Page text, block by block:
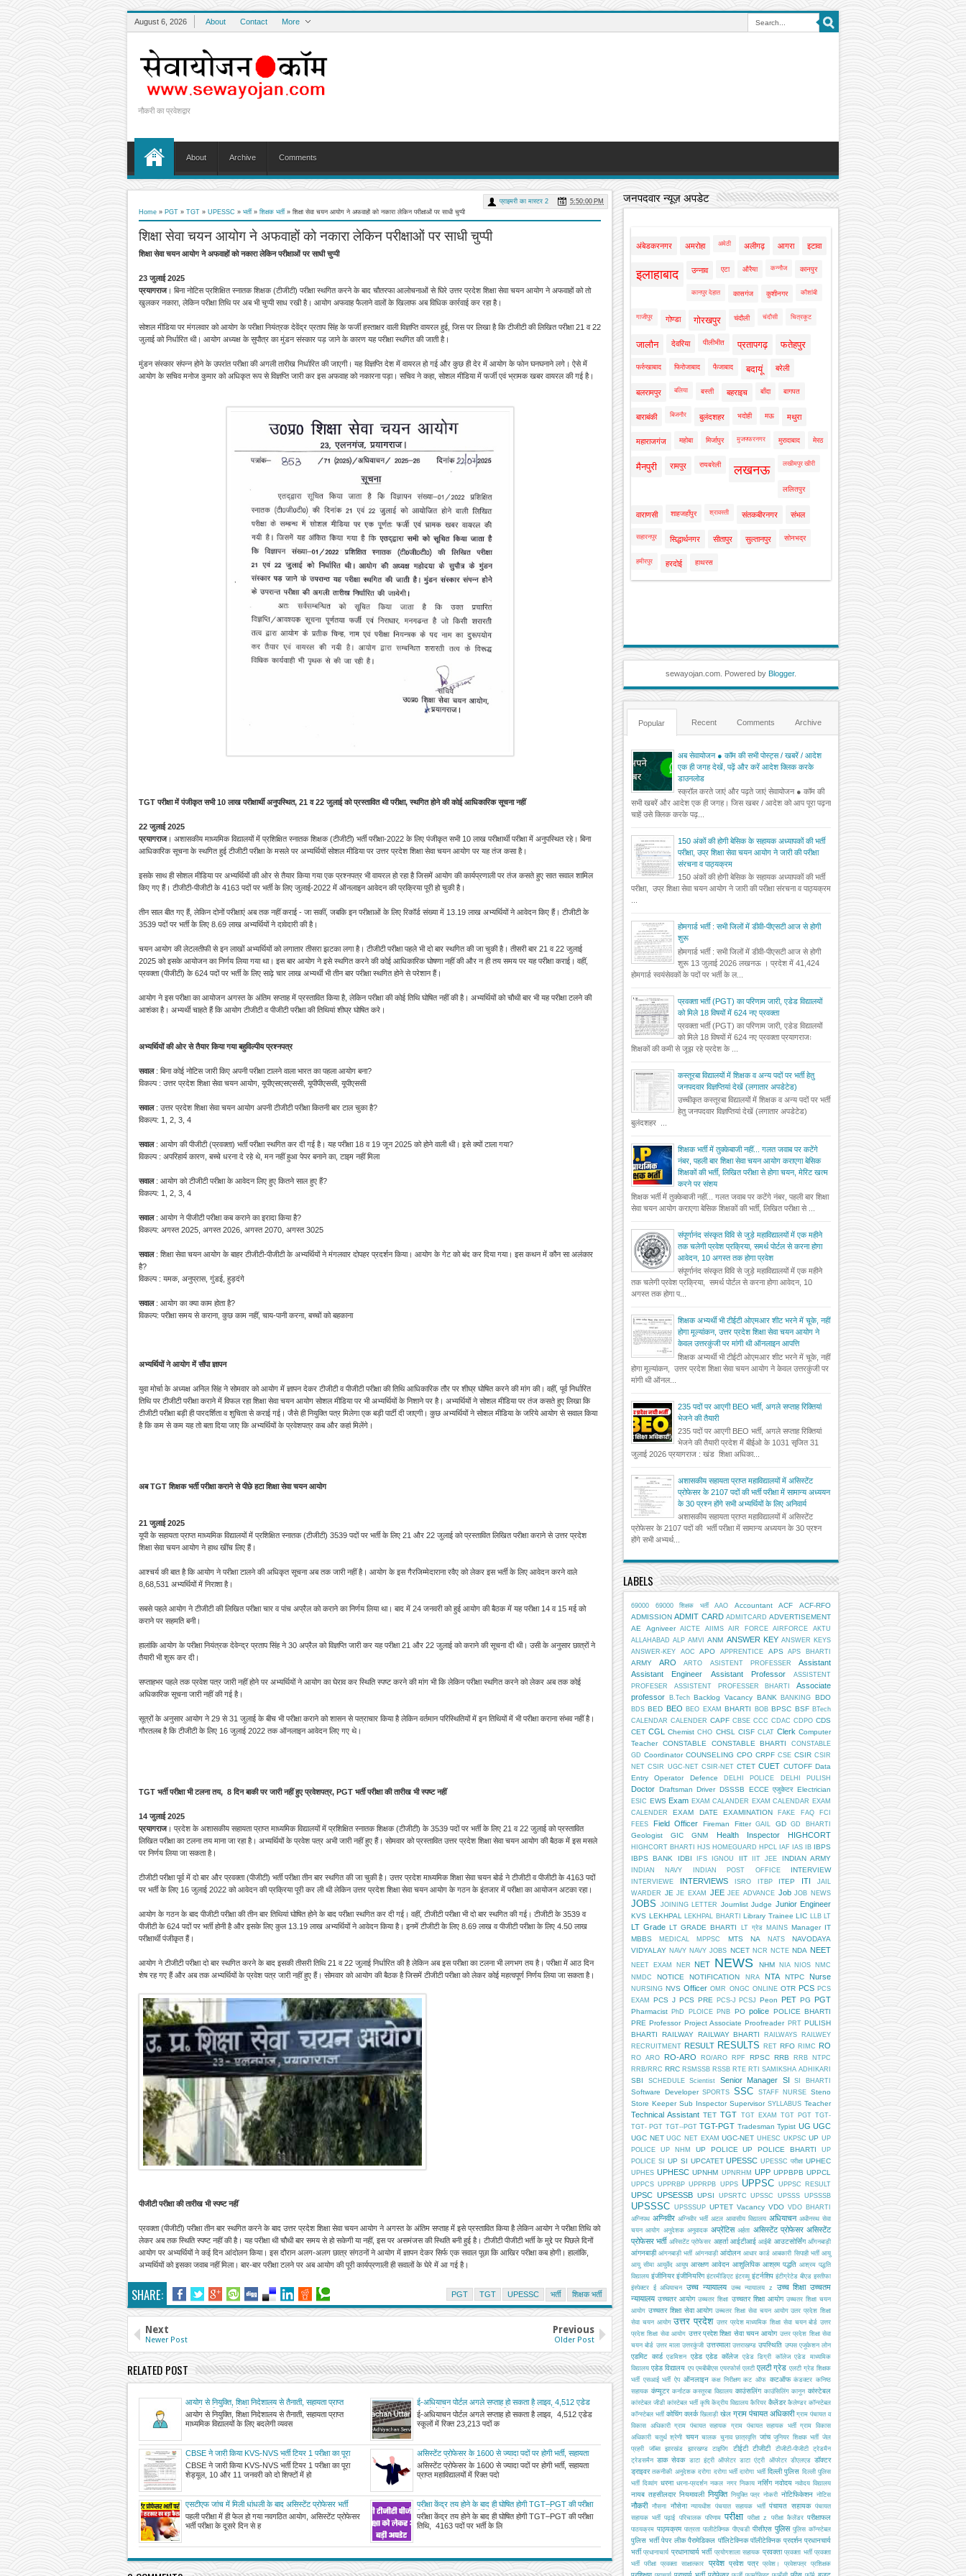
August 6, 2026 About Contact More
नौकरी का प्रवेशद्वार
About Archive Comments
Home » PGT » TGT » UPESSC » भर्ती » शिक्षक भर्ती » शिक्षा सेवा चयन आयोग ने अफवाहों को नकारा लेकिन परीक्षाओं पर साधी चुप्पी
शिक्षा सेवा चयन आयोग ने अफवाहों को नकारा लेकिन परीक्षाओं पर साधी चुप्पी
प्राइमरी का मास्टर 2 5:50:00 PM
PGT TGT UPESSC भर्ती शिक्षक भर्ती
शिक्षा सेवा चयन आयोग ने अफवाहों को नकारा लेकिन परीक्षाओं पर साधी चुप्पी
23 जुलाई 2025
प्रयागराज। बिना नोटिस प्रशिक्षित स्नातक शिक्षक (टीजीटी) परीक्षा स्थगित करने के बाद चौतरफा आलोचनाओं से घिरे उत्तर प्रदेश शिक्षा सेवा चयन आयोग ने अफवाहों को तो
खुलकर नकारा, लेकिन परीक्षा तिथि पर अब भी चुप्पी साध रखी है। आयोग अफवाह फैलाने वालों के खिलाफ अब विधिक कार्रवाई कर रहा है।
सोशल मीडिया पर मंगलवार को आयोग के परीक्षा नियंत्रक देवेंद्र प्रताप सिंह के फर्जी हस्ताक्षर वाली विज्ञप्ति वायरल हुई, जिस पर लिखा है कि टीजीटी की लिखित परीक्षा 21 व 22
जुलाई को निर्धारित थी। आयोग अध्यक्ष के सुपौत्र का मुंडन संस्कार पड़ जाने के कारण यह परीक्षा स्थगित की जाती है।
मुंडन संस्कार संपन्न होने के उपरांत परीक्षा की अगली तारीख निर्धारित की जाएगी। यह विज्ञप्ति देश में वायरल हो गई और कुछ ही देर में आयोग के फोन घनघनाने लगे। ऐसे में
आयोग के सचिव मनोज कुमार को अधिकृत रूप से विज्ञप्ति जारी कर इस अफवाह को नकारना पड़ा। सचिव ने कहा, सोशल मीडिया में फर्जी एवं भ्रामक खबर वायरल की गई है।
TGT परीक्षा में पंजीकृत सभी 10 लाख परीक्षार्थी अनुपस्थित, 21 व 22 जुलाई को प्रस्तावित थी परीक्षा, स्थगित होने की कोई आधिकारिक सूचना नहीं
22 जुलाई 2025
प्रयागराज। अशासकीय माध्यमिक विद्यालयों में प्रशिक्षित स्नातक शिक्षक (टीजीटी) भर्ती परीक्षा-2022 के लिए पंजीकृत सभी 10 लाख परीक्षार्थी परीक्षा में अनुपस्थित रहे। बिना
आधिकारिक सूचना के स्थगित हुई टीजीटी परीक्षा के मसले पर अभ्यर्थियों सोशल मीडिया पर उत्तर प्रदेश शिक्षा सेवा चयन आयोग पर यह तंज कसा है।
इसके साथ ही सोशल मीडिया पर अभ्यर्थियों की ओर से तैयार किया गया एक प्रश्नपत्र भी वायरल हो रहा है जिसमें आयोग की कार्यप्रणाली पर तंज कसते हुए सात सवाल शामिल
किए गए हैं। टीजीटी-पीजीटी के 4163 पदों पर भर्ती के लिए जुलाई-2022 में ऑनलाइन आवेदन की प्रक्रिया पूरी हो चुकी है।
तीन साल बीत गए हैं, लेकिन दोनों परीक्षाएं अब तक नहीं कराई - जा सकीं, जबकि इन परीक्षाओं के लिए रिकॉर्ड संख्या में 13.19 लाख अभ्यर्थियों ने आवेदन किए हैं। टीजीटी के
3539 पदों पर भर्ती के लिए 8.69 लाख अभ्यर्थियों ने दावेदारी की है।
चयन आयोग की लेटलतीफी से इन लाखों अभ्यर्थियों को लगातार तीसरा झटका लगा है। टीजीटीपरीक्षा पहले भी दो बार स्थगित की जा चुकी है। तीसरी बार 21 व 22 जुलाई
2025 को इसके आयोजन का निर्णय लिया गया था। इस बार आयोग ने इसे स्थगित करने की कोई आधिकारिक घोषणा नहीं की और न ही तय समय पर यह परीक्षा कराई। वहीं,
प्रवक्ता (पीजीटी) के 624 पदों पर भर्ती के लिए साढ़े चार लाख अभ्यर्थी भी तीन बार परीक्षा स्थगित होने से परेशान हैं।
आयोग ने इस परीक्षा का आयोजन अगस्त के अंतिम सप्ताह में प्रस्तावित किया है, लेकिन परीक्षा की कोई तिथि घोषित नहीं की है। अभ्यर्थियों को चौथी बार भी यह परीक्षा टलने की
आशंका है। अभ्यर्थी चाहते हैं कि आयोग टीजीटी व पीजीटी परीक्षा की तिथियां शीघ्र घोषित करे।
अभ्यर्थियों की ओर से तैयार किया गयाबहुविल्पीय प्रश्नपत्र
सवाल: बिना कोई नोटिस जारी किए अपनी परीक्षा टालने वाला भारत का पहला आयोग बना?
विकल्प : उत्तर प्रदेश शिक्षा सेवा चयन आयोग, यूपीएसएसएससी, यूपीपीएससी, यूपीएससी
सवाल: उत्तर प्रदेश शिक्षा सेवा चयन आयोग अपनी टीजीटी परीक्षा कितनीबार टाल चुका है?
विकल्प: 1, 2, 3, 4
सवाल: आयोग की पीजीटी (प्रवक्ता) भर्ती परीक्षा स्थगित कर दी गई है। यह परीक्षा 18 व 19 जून 2025 को होने वाली थी। इसे क्यों टाला गया?
विकल्प : अपरिहार्य कारण, बच्चे धरना दे रहे थे, मन नहीं हुआ पेपर बनाने का, टाइम नहीं मिला
सवाल: आयोग को टीजीटी परीक्षा के आवेदन लिए हुए कितने साल हुए हैं?
विकल्प: 1, 2, 3, 4
सवाल: आयोग ने पीजीटी परीक्षा कब कराने का इरादा किया है?
विकल्प: अगस्त 2025, अगस्त 2026, अगस्त 2070, अगस्त 3025
सवाल: शिक्षा सेवा चयन आयोग के बाहर टीजीटी-पीजीटी के अभ्यर्थियों ने मंगलवार दोपहर प्रदर्शन किया। आयोग के गेट को बंद कर दिया गया। इसकथन में कौन सा अलंकार
है?
विकल्प : यमक, अनुप्रास, गुंडई, हुड़दंगे
सवाल: आयोग का क्या काम होता है?
विकल्प: परीक्षा समय से कराना, कुछ काम नहीं, चाय-पानी करना, बच्चों को बहकाना
अभ्यर्थियों ने आयोग में सौंपा ज्ञापन
युवा मोर्चा के अध्यक्ष अनिल सिंह ने सोमवार को आयोग में ज्ञापन देकर टीजीटी व पीजीटी परीक्षा की तिथि आधिकारिक तौर पर शीघ्र घोषित करने की मांग की। वहीं, पूर्व निर्धारित
तिथि पर टीजीटी परीक्षा कराने में विफल रहा शिक्षा सेवा चयन आयोग सोशल मीडिया पर भी अभ्यर्थियों के निशाने पर है। अभ्यर्थियों ने सोशल मीडिया पर तंज कसते हुए लिखा कि
टीजीटी परीक्षा बड़ी ही पारदर्शिता व शुचिता से कराई गई। जैसे ही नियुक्ति पत्र मिलेगा एक बड़ी पार्टी दी जाएगी। कुछ अभ्यर्थियों ने सोशल मीडिया के जरिये आयोग से सवाल किया
है कि कम से कम यह तो बता दिया जाए कि अभ्यर्थियों के प्रवेशपत्र कब और कहां मिलेंगे।
अब TGT शिक्षक भर्ती परीक्षा कराने से पीछे हटा शिक्षा सेवा चयन आयोग
21 जुलाई 2025
यूपी के सहायता प्राप्त माध्यमिक विद्यालयों में प्रशिक्षित स्नातक (टीजीटी) 3539 पदों पर भर्ती के लिए 21 और 22 जुलाई को प्रस्तावित लिखित परीक्षा कराने से उत्तर प्रदेश
शिक्षा सेवा चयन आयोग ने हाथ खींच लिए हैं।
आश्चर्य की बात है कि आयोग ने परीक्षा टालने की अधिकृत सूचना अब तक जारी नहीं है। आयोग के इस गैरजिम्मेदाराना रवैए को लेकर इस भर्ती के लिए आवेदन करने वाले
8,68,531 अभ्यर्थियों में निराशा है।
सबसे पहले आयोग ने टीजीटी की लिखित परीक्षा चार व पांच अप्रैल को कराने का निर्णय लिया था। बाद में 24 जनवरी को हुई आयोग की बैठक में यह परीक्षा 14 व 15 मई को
कराने पर सहमति बनी।
हालांकि आयोग के परीक्षा नियंत्रक देवेन्द्र प्रताप सिंह ने 30 अप्रैल को विज्ञप्ति जारी कर यह परीक्षा 21 और 22 जुलाई को कराने की सूचना दी थी। उसी के अनुसार छात्रों ने
तैयारी भी शुरू कर दी।
सप्ताहभर पहले तक प्रवेश पत्र जारी नहीं होने पर अभ्यर्थियों ने आयोग का घेराव कर स्थिति स्पष्ट करने की मांग भी कि लेकिन परीक्षा स्थगित करने को लेकर अब तक कोई
अधिकारिक सूचना जारी नहीं की गई है।
सूत्रों के अनुसार आयोग ने 29 से 31 जुलाई के बीच भी परीक्षा कराने को शासन से पत्राचार किया है लेकिन वर्तमान परिस्थितियों में इन तिथियों में भी परीक्षा कराना संभव नहीं है।
गौरतलब है कि टीजीटी के लिए 16 जुलाई 2022 तक ऑनलाइन आवेदन लिए गए थे।
TGT भर्ती परीक्षा भी टलना तय, 8 दिन बाकी पर जारी नहीं हुए प्रवेशपत्र, PGT भर्तीपरीक्षा की तारीख भी स्पष्ट नहीं
14 जुलाई 2025
प्रयागराज। प्रदेश के अशासकीय सहायता प्राप्त माध्यमिक विद्यालयों में प्रशिक्षित स्नातक शिक्षक (टीजीटी) के 3539 पदों पर भर्ती के लिए 21 व 22 जुलाई को प्रस्तावित
लिखित परीक्षा का टलना तय माना जा रहा है। अभ्यर्थियों के प्रवेश पत्र अभी जारी नहीं हुए हैं। सोमवार को प्रस्तावित उत्तर प्रदेश शिक्षा सेवा चयन आयोग की बैठक में इस मसले
पर निर्णय लिया जा सकता है।
टीजीटी परीक्षा पूर्व में दो बार और प्रवक्ता (पीजीटी) भर्ती परीक्षा तीन बार स्थगित की जा चुकी है। उत्तर प्रदेश माध्यमिक शिक्षा सेवा चयन बोर्ड ने टीजीटी व पीजीटी के 4163 पदों
पर भर्ती के लिए 16 जुलाई 2022 को आवेदन की प्रक्रिया पूरी कर ली थी लेकिन उत्तर प्रदेश शिक्षा सेवा चयन आयोग के गठन के इंतजार में परीक्षा का आयोजन अटका रहा।
आयोग के गठन के बाद पीजीटी परीक्षा की तीन बार तिथियां घोषित होने के बाद परीक्षा स्थगित कर दी गई। वहीं, टीजीटी परीक्षा भी दो बार स्थगित की गई। टीजीटी के 3539 व
पीजीटी के 624 पदों पर भर्ती होनी है और इसके लिए कुल 13.19 लाख अभ्यर्थियों ने आवेदन किया है। इनमें टीजीटी के लिए 8.69 लाख व पीजीटी परीक्षा के लिए 4.50 लाख
परीक्षार्थी पंजीकृत हैं।
आयोग ने टीजीटी परीक्षा दो बार स्थगित करने के बाद इसकी तीसरी तिथि 21 व 22 जुलाई निर्धारित की है लेकिन अब इस परीक्षा का टलना भी लगभग तय है। परीक्षा में आठ दिन
शेष रह गए हैं और अब तक अभ्यर्थियों के प्रवेश पत्र जारी नहीं हुए हैं। सोमवार को आयोग की बैठक है जिसमें टीजीटी परीक्षा को लेकर कोई महत्वपूर्ण निर्णय लिया जा सकता है।
पीजीटी परीक्षा की तारीख भी स्पष्ट नहीं
प्रवक्ता (पीजीटी) परीक्षा तीन बार स्थगित करनेके बाद उत्तर प्रदेश शिक्षा सेवा चयन आयोग नेअगस्त के अंतिम सप्ताह में इसे प्रस्तावित कियाहै लेकिन आयोग ने परीक्षा तिथि को
लेकर अब तक स्थिति स्पष्ट नहीं की है। यह परीक्षा थी चौथी बार समय से हो सकेगी या नहीं, इस पर असमंजस की स्थिति बनी हुई है। टीजीटी पीजीटी भर्ती के मुद्दे पर पिछले दिनों
आयोग पर अभ्यर्थियों ने कई दिन आंदोलन किया। इस दौरान अलग-अलग छात्र संगठनों ने आयोग में ज्ञापन देकर सिर्फ एक सवाल पूछा कि आखिर परीक्षा कब होगी। हालांकि,
अभ्यर्थियों को इसका जवाब नहीं मिला। बार-बार परीक्षा टलने पर अब आयोग की पूरी कार्यप्रणाली ही सवालों के घेरे में आ गई है।
SHARE:
Next
Newer Post
Previous
Older Post
RELATED POST
आयोग से नियुक्ति, शिक्षा निदेशालय से तैनाती, सहायता प्राप्त
माध्यमिक विद्यालयों के लिए बदलेगी व्यवस्था
आयोग से नियुक्ति, शिक्षा निदेशालय से तैनाती, सहायता प्राप्त
माध्यमिक विद्यालयों के लिए बदलेगी व्यवस
ई-अधियाचन पोर्टल अगले सप्ताह हो सकता है लाइव, 4,512 एडेड
स्कूलों में रिक्त 23,213 पदों का लिया जा सकेगा अधियाचन
ई-अधियाचन पोर्टल अगले सप्ताह हो सकता है लाइव, 4,512 एडेड
स्कूलों में रिक्त 23,213 पदों क
CBSE ने जारी किया KVS-NVS भर्ती टियर 1 परीक्षा का पूरा
शेड्यूल, 10 और 11 जनवरी को दो शिफ्टों में होगी परीक्षा, देखें
जारी विज्ञप्ति
CBSE ने जारी किया KVS-NVS भर्ती टियर 1 परीक्षा का पूरा
शेड्यूल, 10 और 11 जनवरी को दो शिफ्टों में हो
असिस्टेंट प्रोफेसर के 1600 से ज्यादा पदों पर होगी भर्ती, सहायता
प्राप्त महाविद्यालयों में रिक्त पदों की मिली सूचना
असिस्टेंट प्रोफेसर के 1600 से ज्यादा पदों पर होगी भर्ती, सहायता
प्राप्त महाविद्यालयों में रिक्त पदो
एसटीएफ जांच में मिली धांधली के बाद असिस्टेंट प्रोफेसर भर्ती
परीक्षा रद, मुख्यमंत्री योगी ने दिया परीक्षा निरस्त करने का आदेश
पहली परीक्षा में ही फेल हो गया नवगठित आयोग, असिस्टेंट प्रोफेसर
भर्ती परीक्षा के दूसरे दिन से ह
परीक्षा केंद्र तय होने के बाद ही घोषित होगी TGT–PGT की परीक्षा
तिथि, 4163 पदों पर भर्ती के लिए 13 लाख अभ्यर्थियों ने किए हैं
आवेदन
परीक्षा केंद्र तय होने के बाद ही घोषित होगी TGT–PGT की परीक्षा
तिथि, 4163 पदों पर भर्ती के लि
जनपदवार न्यूज़ अपडेट
अंबेडकरनगर अमरोहा अमेठी अलीगढ़ आगरा इटावा
इलाहाबाद उन्नाव एटा औरैया कन्नौज कानपुर
कानपुर देहात कासगंज कुशीनगर कौशांबी
गाजीपुर गोण्डा गोरखपुर चंदौली चंदौसी चित्रकूट
जालौन देवरिया पीलीभीत प्रतापगढ़ फतेहपुर
फर्रुखाबाद फिरोजाबाद फैजाबाद बदायूं बरेली
बलरामपुर बलिया बस्ती बहराइच बाँदा बागपत
बाराबंकी बिजनौर बुलंदशहर भदोही मऊ मथुरा
महाराजगंज महोबा मिर्जापुर मुजफ्फरनगर मुरादाबाद मेरठ
मैनपुरी रामपुर रायबरेली लखनऊ लखीमपुर खीरी
ललितपुर
वाराणसी शाहजहाँपुर श्रावस्ती संतकबीरनगर संभल
सहारनपुर सिद्धार्थनगर सीतापुर सुल्तानपुर सोनभद्र
हमीरपुर हरदोई हाथरस
sewayojan.com. Powered by Blogger.
Popular Recent Comments Archive
अब सेवायोजन ● कॉम की सभी पोस्ट्स / खबरें / आदेश
एक ही जगह देखें, पढ़ें और करें आदेश क्लिक करके
डाउनलोड
स्क्रॉल करते जाएं और पढ़ते जाएं सेवायोजन ● कॉम की
सभी खबरें और आदेश एक ही जगह। जिस खबर / आदेश को आप पूरा पढ़ना
चाहें उसे क्लिक करके पढ़...
150 अंकों की होगी बेसिक के सहायक अध्यापकों की भर्ती
परीक्षा, उप्र शिक्षा सेवा चयन आयोग ने जारी की परीक्षा
संरचना व पाठ्यक्रम
150 अंकों की होगी बेसिक के सहायक अध्यापकों की भर्ती
परीक्षा, उप्र शिक्षा सेवा चयन आयोग ने जारी की परीक्षा संरचना व पाठ्यक्रम
होमगार्ड भर्ती : सभी जिलों में डीवी-पीएसटी आज से होगी
शुरू
होमगार्ड भर्ती : सभी जिलों में डीवी-पीएसटी आज से होगी
शुरू 13 जुलाई 2026 लखनऊ । प्रदेश में 41,424
होमगार्ड स्वयंसेवकों के पदों पर भर्ती के ल...
प्रवक्ता भर्ती (PGT) का परिणाम जारी, एडेड विद्यालयों
को मिले 18 विषयों में 624 नए प्रवक्ता
प्रवक्ता भर्ती (PGT) का परिणाम जारी, एडेड विद्यालयों
को मिले 18 विषयों में 624 नए प्रवक्ता प्रयागराजः
शिक्षकों की कमी से जूझ रहे प्रदेश के ...
कस्तूरबा विद्यालयों में शिक्षक व अन्य पदों पर भर्ती हेतु
जनपदवार विज्ञप्तियां देखें (लगातार अपडेटेड)
उच्चीकृत कस्तूरबा विद्यालयों में शिक्षक व अन्य पदों पर भर्ती
हेतु जनपदवार विज्ञप्तियां देखें (लगातार अपडेटेड)
बुलंदशहर ...
शिक्षक भर्ती में तुक्केबाजी नहीं... गलत जवाब पर कटेंगे
नंबर, पहली बार शिक्षा सेवा चयन आयोग कराएगा बेसिक
शिक्षकों की भर्ती, लिखित परीक्षा से होगा चयन, मेरिट खत्म
करने पर संशय
शिक्षक भर्ती में तुक्केबाजी नहीं... गलत जवाब पर कटेंगे नंबर, पहली बार शिक्षा
सेवा चयन आयोग कराएगा बेसिक शिक्षकों की भर्ती, लिखित परीक्षा से ...
संपूर्णानंद संस्कृत विवि से जुड़े महाविद्यालयों में एक महीने
तक चलेगी प्रवेश प्रक्रिया, समर्थ पोर्टल से करना होगा
आवेदन, 10 अगस्त तक होगा प्रवेश
संपूर्णानंद संस्कृत विवि से जुड़े महाविद्यालयों में एक महीने
तक चलेगी प्रवेश प्रक्रिया, समर्थ पोर्टल से करना होगा आवेदन, 10
अगस्त तक होगा प...
शिक्षक अभ्यर्थी भी टीईटी ओएमआर शीट भरने में चूके, नहीं
होगा मूल्यांकन, उत्तर प्रदेश शिक्षा सेवा चयन आयोग ने
केवल उत्तरकुंजी पर मांगी थी ऑनलाइन आपत्ति
शिक्षक अभ्यर्थी भी टीईटी ओएमआर शीट भरने में चूके, नहीं
होगा मूल्यांकन, उत्तर प्रदेश शिक्षा सेवा चयन आयोग ने केवल उत्तरकुंजी पर
मांगी थी ऑनल...
235 पदों पर आएगी BEO भर्ती, अगले सप्ताह रिक्तियां
भेजने की तैयारी
235 पदों पर आएगी BEO भर्ती, अगले सप्ताह रिक्तियां
भेजने की तैयारी प्रदेश में बीईओ के 1031 सृजित 31
जुलाई 2026 प्रयागराज : खंड शिक्षा अधिका...
अशासकीय सहायता प्राप्त महाविद्यालयों में असिस्टेंट
प्रोफेसर के 2107 पदों की भर्ती परीक्षा में सामान्य अध्ययन
के 30 प्रश्न होंगे सभी अभ्यर्थियों के लिए अनिवार्य
अशासकीय सहायता प्राप्त महाविद्यालयों में असिस्टेंट
प्रोफेसर के 2107 पदों की भर्ती परीक्षा में सामान्य अध्ययन के 30 प्रश्न
होंगे सभी अभ्यर्थ...
LABELS
69000 69000 शिक्षक भर्ती AAO Accountant ACF
ACF-RFO
ADMISSION ADMIT CARD ADMITCARD ADVERTISEMENT
AE
Agniveer AICTE AIIMS AIR FORCE AIRFORCE
AKTU
ALLAHABAD ALP AMVI ANM ANSWER KEY ANSWER KEYS
ANSWER-KEY
AOC APO APPRENTICE APS APS BHARTI
ARMY ARO ARTO ASISTENT PROFESSER
Assistant
Assistant Engineer
Assistant Professor
ASSISTENT
PROFESER
ASSISTENT PROFESSER BHARTI
Associate
professor
B.Tech Backlog Vacancy BANK BANKING BDO
BDS BED BEO BEO EXAM BHARTI BOB BPSC BSF BTech
CALENDAR CALENDER CAPF CBSE CCC CDAC CDPO CDS
CET CGL Chemist CHO CHSL CISF CLAT Clerk Computer
Teacher
CONSTABLE CONSTABLE BHARTI
CONSTABLE
GD Coordinator COUNSELING CPO CRPF CSE CSIR CSIR
NET CSIR UGC-NET CSIR-NET CTET CUET CUTOFF Data
Entry Operator
Defence DELHI POLICE DELHI PULISH
Doctor Draftsman Driver DSSSB ECCE एजुकेटर Electrician
ESIC EWS Exam EXAM CALANDER EXAM CALENDAR EXAM
CALENDER
EXAM DATE EXAMINATION FAKE FAQ
FCI
FEES
Field Officer Fireman Fitter GAIL GD GD BHARTI
Geologist GIC GNM Health Inspector HIGHCORT
HIGHCORT BHARTI HJS HOMEGUARD HPCL IAF IAS IB IBPS
IBPS BANK
IDBI IFS IGNOU IIT IIT JEE INDIAN ARMY
INDIAN NAVY INDIAN POST OFFICE INTERVIEW
INTERVIEWE INTERVIEWS ISRO ITBP ITEP ITI
JAIL
WARDER JE JE EXAM JEE JEE ADVANCE Job JOB NEWS
JOBS JOINING LETTER Journlist Judge Junior Engineer
KVS LEKHPAL LEKHPAL BHARTI Library Trainee LIC LLB LT
LT Grade LT GRADE BHARTI LT ग्रेड MAINS Manager IT
MBBS
MEDICAL MPPSC MTS NA NATS
NAVODAYA
VIDYALAY NAVY NAVY JOBS NCET NCR NCTE NDA NEET
NEET EXAM NER NET NEWS NHM NIA NIOS
NMC
NMDC
NOTICE NOTIFICATION NRA NTA NTPC Nurse
NURSING NVS Officer OMR ONGC ONLINE OTR PCS PCS
EXAM
PCS J PCS PRE PCS-J PCSJ Peon PET PG PGT
Pharmacist PhD PLOICE PNB PO police POLICE BHARTI
PRE Professor Project Associate Proofreader PRT PULISH
BHARTI
RAILWAY RAILWAY BHARTI RAILWAYS
RAILWEY
RECRUITMENT RESULT RESULTS RET RFO RIMC RO
RO ARO RO-ARO RO/ARO RPF RPSC RRB
RRB NTPC
RRB/RRC RRC RSMSSB RSSB RTE RTI SAMIKSHA ADHIKARI
SBI SCHEDULE Scientist Senior Manager SI SI BHARTI
Software Developer SPORTS SSC STAFF NURSE
Steno
Store Keeper Sub Inspector Supervisor SYLLABUS Teacher
Technical Assistant TET TGT TGT EXAM TGT PGT TGT-
TGT- PGT TGT--PGT TGT-PGT Tradesman Typist UG UGC
UGC NET UGC NET EXAM UGC-NET UHESC UKPSC UP UP
POLICE
UP NHM UP POLICE UP POLICE BHARTI
UP
POLICE SI
UP SI UPCATET UPESSC UPESSC परीक्षा UPHEC
UPHES UPHESC UPNHM UPNRHM UPP UPPBPB UPPCL
UPPCS UPPRBP UPPRPB UPPS UPPSC UPPSC RESULT
UPSC UPSESSB UPSI UPSRTC UPSSC UPSSS UPSSSB
UPSSSC UPSSSUP UPTET Vacancy VDO VDO BHARTI
अग्निपथ अग्निवीर अग्निवीर भर्ती अटल आवासीय विद्यालय अधियाचन अधीनस्थ सेवा
चयन आयोग अनुदेशक अनुवादक अप्रेंटिस अर्हता असिस्टेंट प्रोफेसर असिस्टेंट
प्रोफेसर भर्ती अस्सिटेंट प्रोफेसर अहर्ता आईटीआई आईबी आउटसोर्सिंग आँगनबाड़ी
आंगनबाड़ी आंगनबाड़ी भर्ती आंगनवाड़ी आंदोलन आधार कार्ड आबकारी सिपाही भर्ती आयु
आयु सीमा आयुर्वेद आयुष आरक्षण आवेदन आशुलिपिक आश्रम पद्धति आश्रम पद्धति
विद्यालय इंजीनियर इंजीनियरिंग इंटरमीडिएट इंटरव्यू इंटर्नशिप इंटीग्रेटेड बीएड इस्तीफा
इंस्पेक्टर ई अधियाचन उच्च न्यायालय उच्च न्यायालय z उच्च शिक्षा उच्चतम
न्यायालय उच्चतर आयोग उच्चतर शिक्षा उच्चतर शिक्षा आयोग उच्चतर शिक्षा चयन
आयोग उच्चतर शिक्षा सेवा आयोग उच्चतर शिक्षा सेवा चयन आयोग उतर प्रदेश शिक्षा
सेवा चयन आयोग उत्तर प्रदेश उत्तर प्रदेश माध्यमिक शिक्षा सेवा चयन बोर्ड उत्तर
प्रदेश शिक्षा सेवा आयोग उत्तर प्रदेश शिक्षा सेवा चयन आयोग उत्तर प्रदेश शिक्षा सेवा
चयन बोर्ड उत्तर माला उत्तरकुंजी उत्तरमाला उत्तराखण्ड उपस्थिति उप्पस एजूकेशन लोन
एडमिट कार्ड एडमिशन एडेड एडेड कॉलेज एडेड डिग्री कॉलेज एडेड माध्यमिक
विद्यालय एडेड विद्यालय एप एमबीबीएस एयरफोर्स एलटी एलटी ग्रेड एलटी ग्रेड शिक्षक
भर्ती एसआई भर्ती ऐप ऑनलाइन कक्ष निरीक्षण कट ऑफ कटऑफ कंडक्टर कनिष्ठ
सहायक कंप्यूटर कर्नाटक कस्तूरबा विद्यालय काउंसलिंग काउंसिलिंग कानून कांस्टेबल
कांस्टेबल जीडी कांस्टेबल भर्ती कृषि केंद्रीय विद्यालय कैरियर कैलेंडर कैलेण्डर कॉन्स्टेबल
कॉन्स्टेबल भर्ती कोचिंग क्लर्क खिलाड़ी खेल ग्राम पंचायत अधिकारी ग्राम पंचायत व
विकास अधिकारी ग्राम पंचायत सहायक ग्राम पंचायत सहायक भर्ती ग्राम विकास
अधिकारी चतुर्थ श्रेणी चयन चालक चुनाव छात्रवृत्ति जांच जूनियर शिक्षक भर्ती जेल
प्रहरी
जॉब्स झारखंड झारखण्ड टाइपिंग टीईटी टीजीटी टीजीटी-पीजीटी
ट्रेडमैन
ट्रेडसमैन डाक सेवक डाटा इंट्री ऑपरेटर डाटा एंट्री ऑपरेटर डीएलएड डॉक्टर
ड्राइवर तकनीकी अनुदेशक दरोगा दरोगा भर्ती दारोगा भर्ती दिल्ली पुलिस दिल्ली पुलिस
भर्ती दिव्यांग धरना धरना-प्रदर्शन नकल नगर निकाय नर्सिंग नवोदय नवोदय विद्यालय
नायब तहसीलदार नियमावली नियुक्ति नियुक्ति पत्र नोकरी नोटिफिकेशन नोटिस
नौकरी नौसना नौसेना न्यायधीश पंचयात सहायक भर्ती पंचायत सहायक पंचायत
सहायक भर्ती पढ़ाई परिचालक परिणाम परीक्षा परीक्षा z परीक्षा कैलेंडर परीक्षाफल
पाठयक्रम पाठ्यक्रम पात्रता पालीटेक्निक पीएचडी पीसीएस पुलिस पुलिस कॉन्स्टेबल
पुलिस भर्ती पेपर लीक पैरामेडिकल पॉलिटेक्निक पॉलीटेक्निक प्रदर्शन प्रधानचार्य
भर्ती प्रधानाचार्य प्रधानाचार्य भर्ती प्रयोगशाला सहायक प्रवक्ता प्रवक्ता भर्ती प्रवक्ता
भर्ती परीक्षा
प्रवक्ता साक्षात्कार प्रवेश प्रवेश पत्र प्रवेश। प्रवेशपत्र प्रशिक्षक